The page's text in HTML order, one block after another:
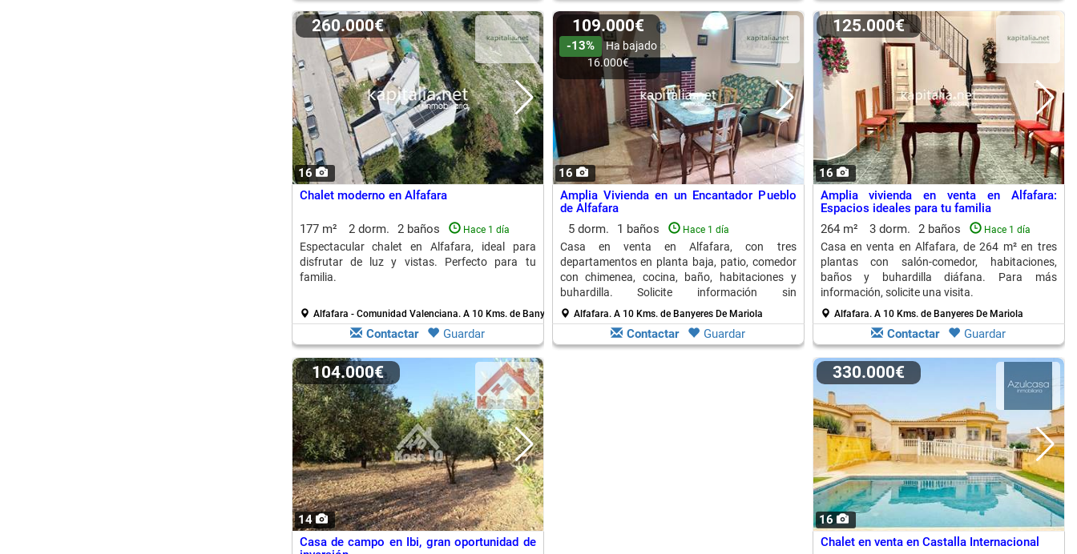
16
260.000€
Chalet moderno en Alfafara
177 m² 2 dorm. 2 baños Hace 1 día
Espectacular chalet en Alfafara, ideal para
disfrutar de luz y vistas. Perfecto para tu
familia.
Alfafara - Comunidad Valenciana. A 10 Kms. de Banyeres De Mariola
Contactar Guardar
16
109.000€
-13%
Ha bajado
16.000€
Amplia Vivienda en un Encantador Pueblo
de Alfafara
5 dorm.
1 baños Hace 1 día
Casa en venta en Alfafara, con tres
departamentos en planta baja, patio, comedor
con chimenea, cocina, baño, habitaciones y
buhardilla. Solicite información sin
compromiso.
Alfafara. A 10 Kms. de Banyeres De Mariola
Contactar Guardar
16
125.000€
Amplia vivienda en venta en Alfafara:
Espacios ideales para tu familia
264 m²
3 dorm. 2 baños Hace 1 día
Casa en venta en Alfafara, de 264 m² en tres
plantas con salón-comedor, habitaciones,
baños y buhardilla diáfana. Para más
información, solicite una visita.
Alfafara. A 10 Kms. de Banyeres De Mariola
Contactar Guardar
14
104.000€
Casa de campo en Ibi, gran oportunidad de
16
330.000€
Chalet en venta en Castalla Internacional